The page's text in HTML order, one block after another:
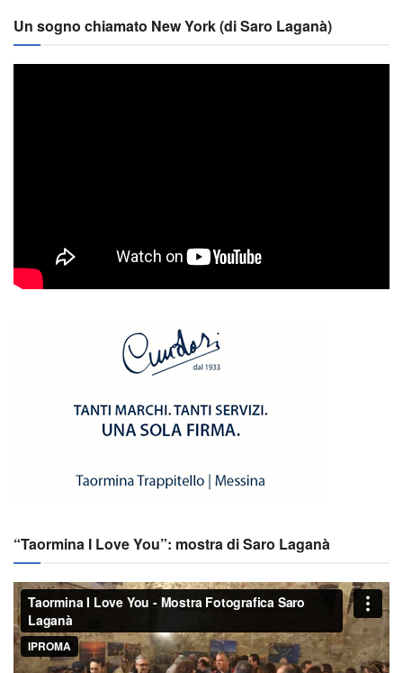
Un sogno chiamato New York (di Saro Laganà)
“Taormina I Love You”: mostra di Saro Laganà